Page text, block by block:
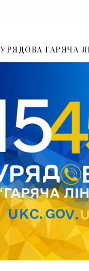
УРЯДОВА ГАРЯЧА